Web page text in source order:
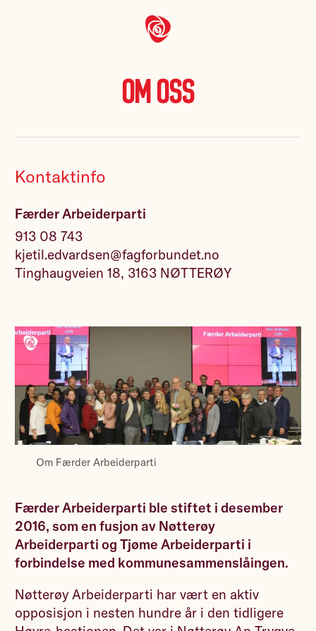
Om oss
Kontaktinfo
Færder Arbeiderparti
913 08 743
kjetil.edvardsen@fagforbundet.no
Tinghaugveien 18, 3163 NØTTERØY
Om Færder Arbeiderparti
Færder Arbeiderparti ble stiftet i desember
2016, som en fusjon av Nøtterøy
Arbeiderparti og Tjøme Arbeiderparti i
forbindelse med kommunesammenslåingen.
Nøtterøy Arbeiderparti har vært en aktiv
opposisjon i nesten hundre år i den tidligere